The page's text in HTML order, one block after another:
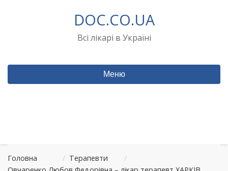
DOC.CO.UA
Всі лікарі в Україні
Меню
Головна / Терапевти
/